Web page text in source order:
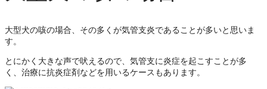
大型犬の咳の場合、その多くが気管支炎であることが多いと思いま
す。
とにかく大きな声で吠えるので、気管支に炎症を起こすことが多
く、治療に抗炎症剤などを用いるケースもあります。